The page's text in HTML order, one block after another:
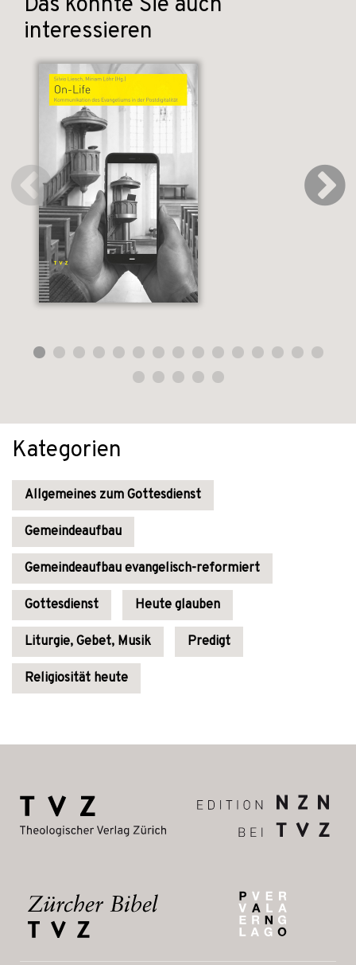
interessieren
Kategorien
Allgemeines zum Gottesdienst
Gemeindeaufbau
Gemeindeaufbau evangelisch-reformiert
Gottesdienst Heute glauben
Liturgie, Gebet, Musik Predigt
Religiosität heute